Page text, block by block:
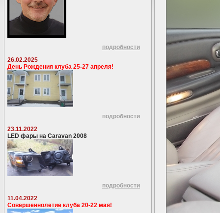
подробности
26.02.2025
День Рождения клуба 25-27 апреля!
подробности
23.11.2022
LED фары на Caravan 2008
подробности
11.04.2022
Совершеннолетие клуба 20-22 мая!